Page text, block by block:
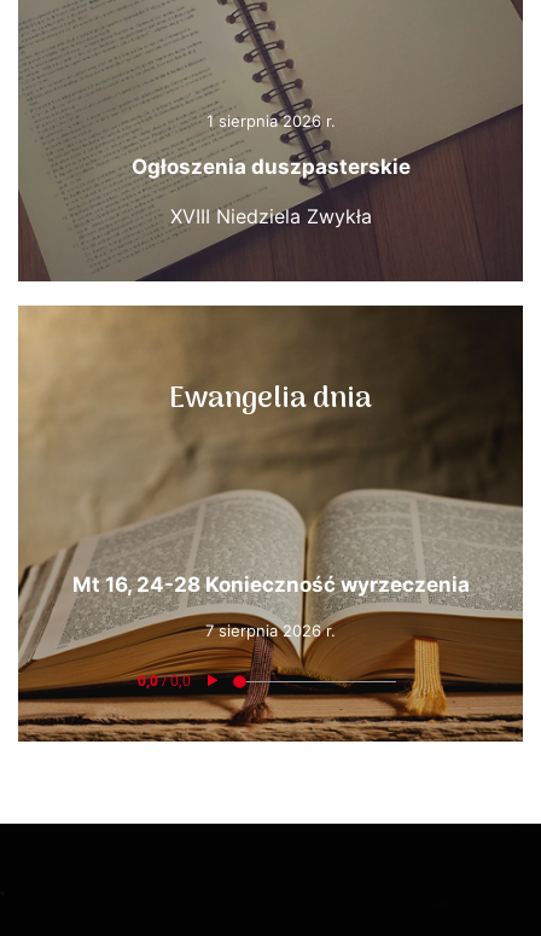
1 sierpnia 2026 r.
Ogłoszenia duszpasterskie
XVIII Niedziela Zwykła
Ewangelia dnia
Mt 16, 24-28 Konieczność wyrzeczenia
7 sierpnia 2026 r.